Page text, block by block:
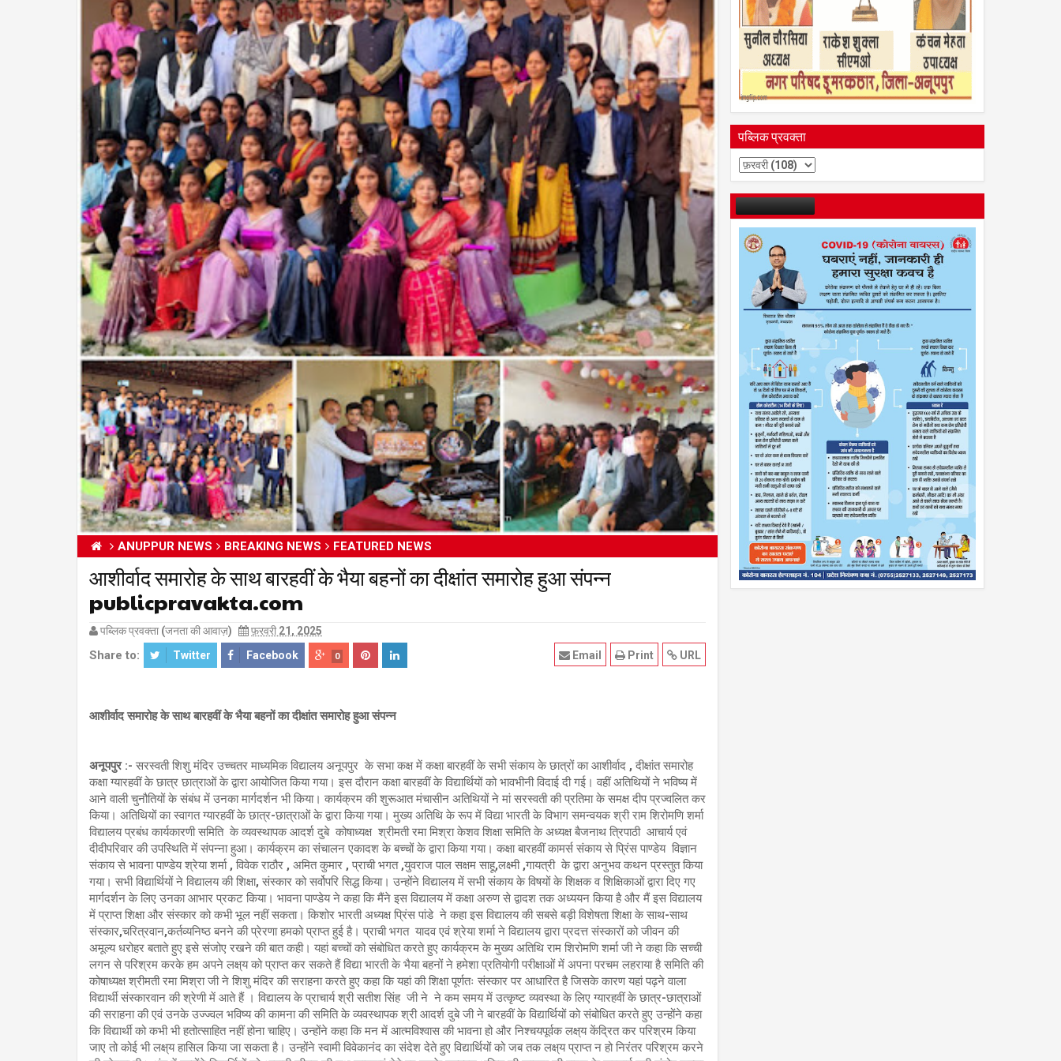
ANUPPUR NEWS BREAKING NEWS FEATURED NEWS
आशीर्वाद समारोह के साथ बारहवीं के भैया बहनों का दीक्षांत समारोह हुआ संपन्न
publicpravakta.com
पब्लिक प्रवक्ता (जनता की आवाज़) फ़रवरी 21, 2025
Share to: Twitter Facebook 0 URL
Print
Email
आशीर्वाद समारोह के साथ बारहवीं के भैया बहनों का दीक्षांत समारोह हुआ संपन्न
अनूपपुर :- सरस्वती शिशु मंदिर उच्चतर माध्यमिक विद्यालय अनूपपुर के सभा कक्ष में कक्षा बारहवीं के सभी संकाय के छात्रों का आशीर्वाद , दीक्षांत समारोह
कक्षा ग्यारहवीं के छात्र छात्राओं के द्वारा आयोजित किया गया। इस दौरान कक्षा बारहवीं के विद्यार्थियों को भावभीनी विदाई दी गई। वहीं अतिथियों ने भविष्य में
आने वाली चुनौतियों के संबंध में उनका मार्गदर्शन भी किया। कार्यक्रम की शुरूआत मंचासीन अतिथियों ने मां सरस्वती की प्रतिमा के समक्ष दीप प्रज्वलित कर
किया। अतिथियों का स्वागत ग्यारहवीं के छात्र-छात्राओं के द्वारा किया गया। मुख्य अतिथि के रूप में विद्या भारती के विभाग समन्वयक श्री राम शिरोमणि शर्मा
विद्यालय प्रबंध कार्यकारणी समिति के व्यवस्थापक आदर्श दुबे कोषाध्यक्ष श्रीमती रमा मिश्रा केशव शिक्षा समिति के अध्यक्ष बैजनाथ त्रिपाठी आचार्य एवं
दीदीपरिवार की उपस्थिति में संपन्ना हुआ। कार्यक्रम का संचालन एकादश के बच्चों के द्वारा किया गया। कक्षा बारहवीं कामर्स संकाय से प्रिंस पाण्डेय विज्ञान
संकाय से भावना पाण्डेय श्रेया शर्मा , विवेक राठौर , अमित कुमार , प्राची भगत ,युवराज पाल सक्षम साहू,लक्ष्मी ,गायत्री के द्वारा अनुभव कथन प्रस्तुत किया
गया। सभी विद्यार्थियों ने विद्यालय की शिक्षा, संस्कार को सर्वोपरि सिद्ध किया। उन्होंने विद्यालय में सभी संकाय के विषयों के शिक्षक व शिक्षिकाओं द्वारा दिए गए
मार्गदर्शन के लिए उनका आभार प्रकट किया। भावना पाण्डेय ने कहा कि मैंने इस विद्यालय में कक्षा अरुण से द्वादश तक अध्ययन किया है और मैं इस विद्यालय
में प्राप्त शिक्षा और संस्कार को कभी भूल नहीं सकता। किशोर भारती अध्यक्ष प्रिंस पांडे ने कहा इस विद्यालय की सबसे बड़ी विशेषता शिक्षा के साथ-साथ
संस्कार,चरित्रवान,कर्तव्यनिष्ठ बनने की प्रेरणा हमको प्राप्त हुई है। प्राची भगत यादव एवं श्रेया शर्मा ने विद्यालय द्वारा प्रदत्त संस्कारों को जीवन की
अमूल्य धरोहर बताते हुए इसे संजोए रखने की बात कही। यहां बच्चों को संबोधित करते हुए कार्यक्रम के मुख्य अतिथि राम शिरोमणि शर्मा जी ने कहा कि सच्ची
लगन से परिश्रम करके हम अपने लक्ष्‌य को प्राप्त कर सकते हैं विद्या भारती के भैया बहनों ने हमेशा प्रतियोगी परीक्षाओं में अपना परचम लहराया है समिति की
कोषाध्यक्ष श्रीमती रमा मिश्रा जी ने शिशु मंदिर की सराहना करते हुए कहा कि यहां की शिक्षा पूर्णतः संस्कार पर आधारित है जिसके कारण यहां पढ़ने वाला
विद्यार्थी संस्कारवान की श्रेणी में आते हैं । विद्यालय के प्राचार्य श्री सतीश सिंह जी ने ने कम समय में उत्कृष्ट व्यवस्था के लिए ग्यारहवीं के छात्र-छात्राओं
की सराहना की एवं उनके उज्ज्वल भविष्य की कामना की समिति के व्यवस्थापक श्री आदर्श दुबे जी ने बारहवीं के विद्यार्थियों को संबोधित करते हुए उन्होंने कहा
कि विद्यार्थी को कभी भी हतोत्साहित नहीं होना चाहिए। उन्होंने कहा कि मन में आत्मविश्वास की भावना हो और निश्चयपूर्वक लक्ष्‌य केंद्रित कर परिश्रम किया
जाए तो कोई भी लक्ष्‌य हासिल किया जा सकता है। उन्होंने स्वामी विवेकानंद का संदेश देते हुए विद्यार्थियों को जब तक लक्ष्‌य प्राप्त न हो निरंतर परिश्रम करने
पब्लिक प्रवक्ता